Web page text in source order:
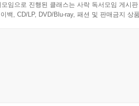
임으로 진행된 클래스는 사락 독서모임 게시
백, CD/LP, DVD/Blu-ray, 패션 및 판매금지 상